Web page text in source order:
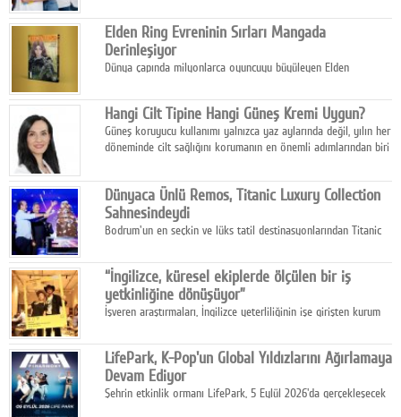
Elden Ring Evreninin Sırları Mangada
Derinleşiyor
Dünya çapında milyonlarca oyuncuyu büyüleyen Elden
aksiyonu ve karanlık fantastik atmosferi bir araya getirmeyi
sürdürüyor.
Hangi Cilt Tipine Hangi Güneş Kremi Uygun?
Güneş koruyucu kullanımı yalnızca yaz aylarında değil, yılın her
döneminde cilt sağlığını korumanın en önemli adımlarından biri
Dünyaca Ünlü Remos, Titanic Luxury Collection
Sahnesindeydi
Bodrum'un en seçkin ve lüks tatil destinasyonlarından Titanic
yaz etkinlikleri kapsamında uluslararası yıldızları ağırlamaya
devam ediyor
“İngilizce, küresel ekiplerde ölçülen bir iş
yetkinliğine dönüşüyor”
İşveren araştırmaları, İngilizce yeterliliğinin işe girişten kurum
gösteriyor.
LifePark, K-Pop'un Global Yıldızlarını Ağırlamaya
Devam Ediyor
Şehrin etkinlik ormanı LifePark, 5 Eylül 2026'da gerçekleşecek